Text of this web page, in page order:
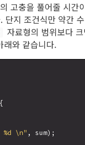
고충을 풀어줄 시간
단지 조건식만 약간
자료형의 범위보다
래와 같습니다.
%d \n" , sum);